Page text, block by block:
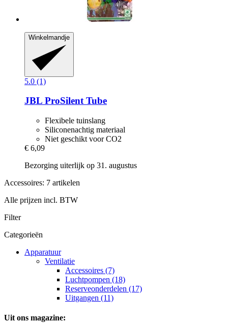
Winkelmandje
5.0 (1)
JBL ProSilent Tube
Flexibele tuinslang
Siliconenachtig materiaal
Niet geschikt voor CO2
€ 6,09
Bezorging uiterlijk op 31. augustus
Accessoires: 7 artikelen
Alle prijzen incl. BTW
Filter
Categorieën
Apparatuur
Ventilatie
Accessoires (7)
Luchtpompen (18)
Reserveonderdelen (17)
Uitgangen (11)
Uit ons magazine: